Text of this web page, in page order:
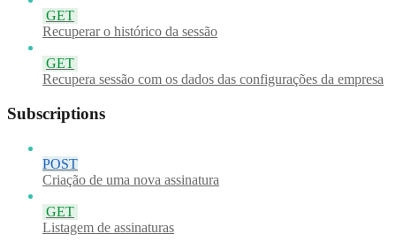
GET
Recuperar o histórico da sessão
GET
Recupera sessão com os dados das configurações da empresa
Subscriptions
POST
Criação de uma nova assinatura
GET
Listagem de assinaturas